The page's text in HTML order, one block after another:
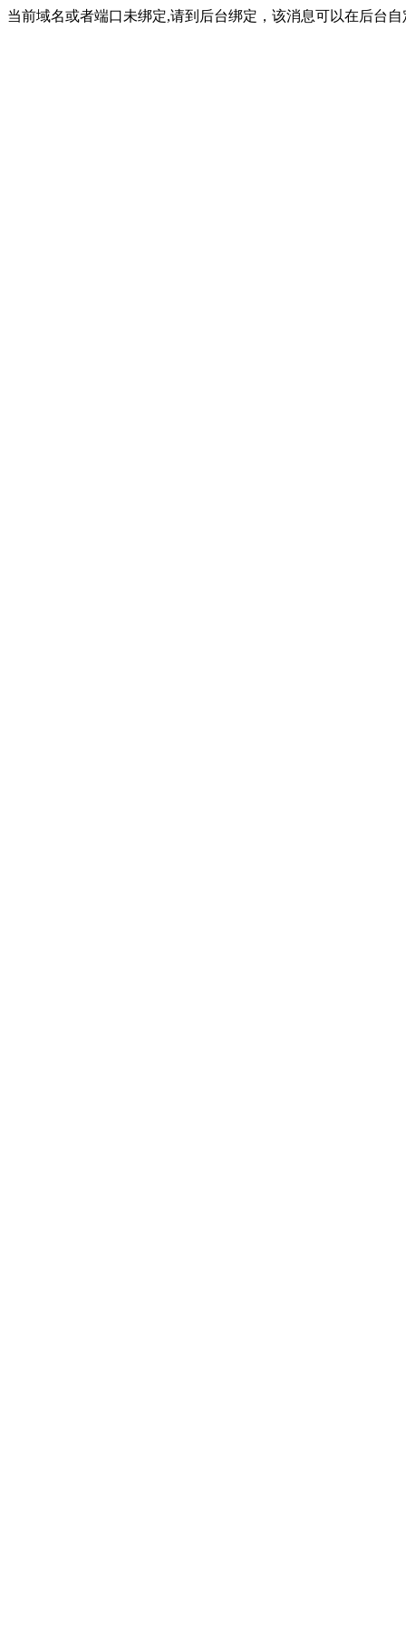
当前域名或者端口未绑定,请到后台绑定，该消息可以在后台自